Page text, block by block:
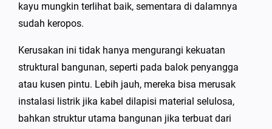
kayu mungkin terlihat baik, sementara di dalamnya
sudah keropos.
Kerusakan ini tidak hanya mengurangi kekuatan
struktural bangunan, seperti pada balok penyangga
atau kusen pintu. Lebih jauh, mereka bisa merusak
instalasi listrik jika kabel dilapisi material selulosa,
bahkan struktur utama bangunan jika terbuat dari